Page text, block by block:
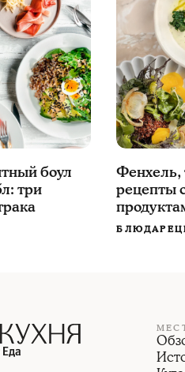
боул
три
Фенхель,
рецепты
БЛЮДА